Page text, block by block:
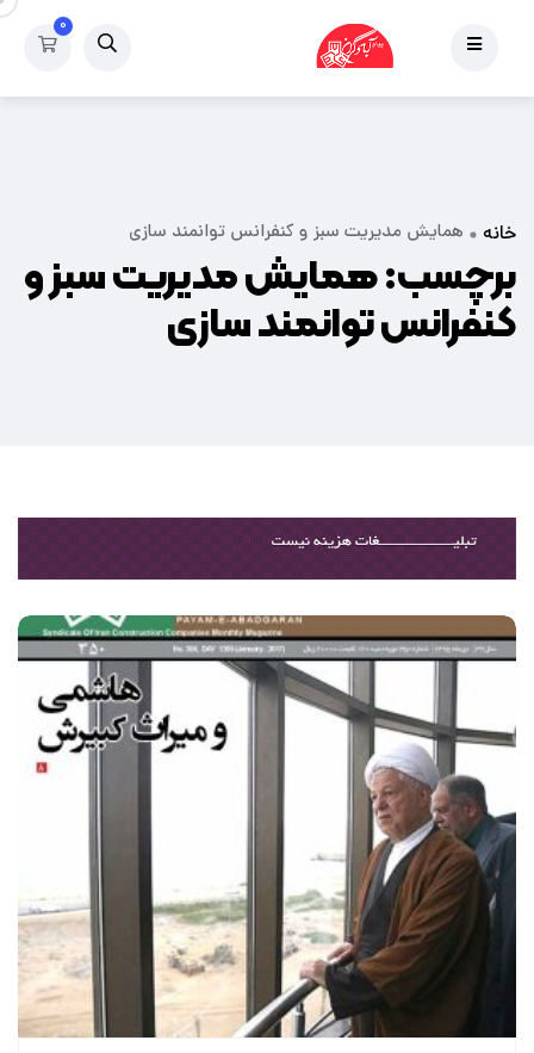
۰
خانه همایش مدیریت سبز و کنفرانس توانمند سازی
برچسب:همایش مدیریت سبز و
کنفرانس توانمند سازی